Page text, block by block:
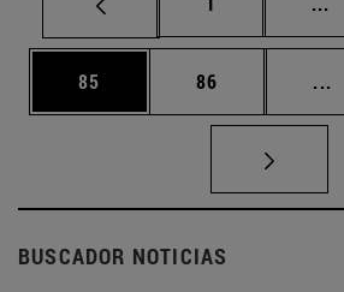
Página
85 Página
86 ...
BUSCADOR NOTICIAS